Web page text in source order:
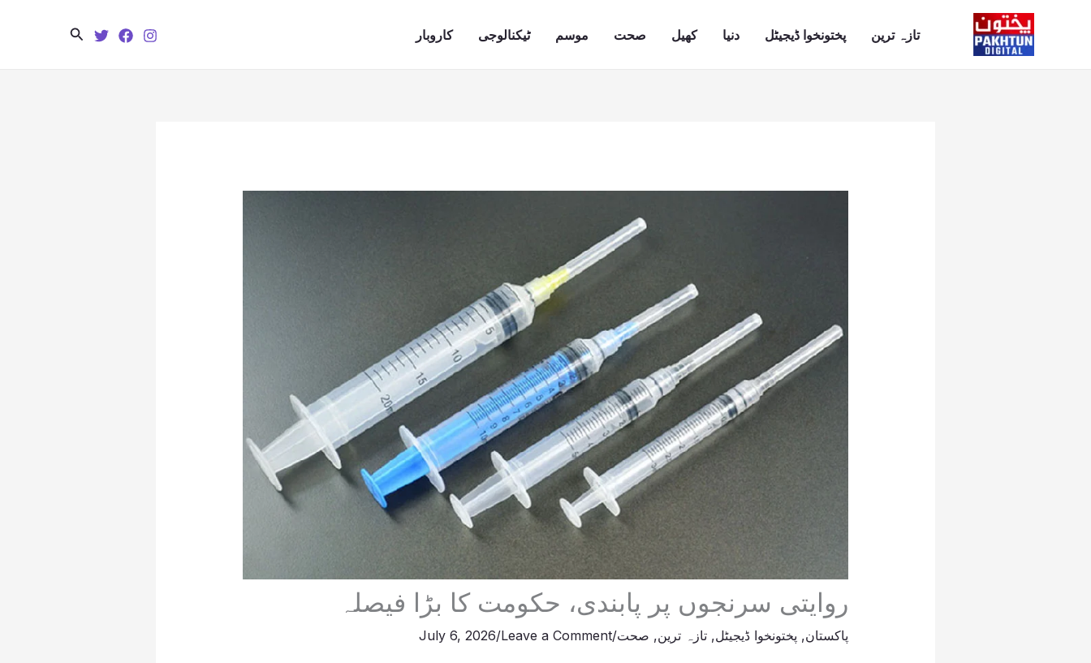
تازہ ترین پختونخوا ڈیجیٹل دنیا کھیل صحت موسم ٹیکنالوجی کاروبار Search
روایتی سرنجوں پر پابندی، حکومت کا بڑا فیصلہ
پاکستان, پختونخوا ڈیجیٹل, تازہ ترین, صحت/
Leave a Comment
/
July 6, 2026